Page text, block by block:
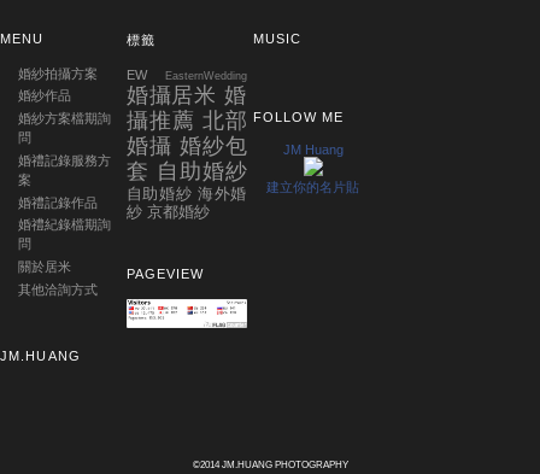
MENU
婚紗拍攝方案
婚紗作品
婚紗方案檔期詢
問
婚禮記錄服務方
案
婚禮記錄作品
婚禮紀錄檔期詢
問
關於居米
其他洽詢方式
JM.HUANG
標籤
EW EasternWedding
婚攝居米 婚
攝推薦 北部
婚攝 婚紗包
套 自助婚紗
自助婚紗 海外婚
紗 京都婚紗
PAGEVIEW
MUSIC
FOLLOW ME
JM Huang
建立你的名片貼
©2014 JM.HUANG PHOTOGRAPHY